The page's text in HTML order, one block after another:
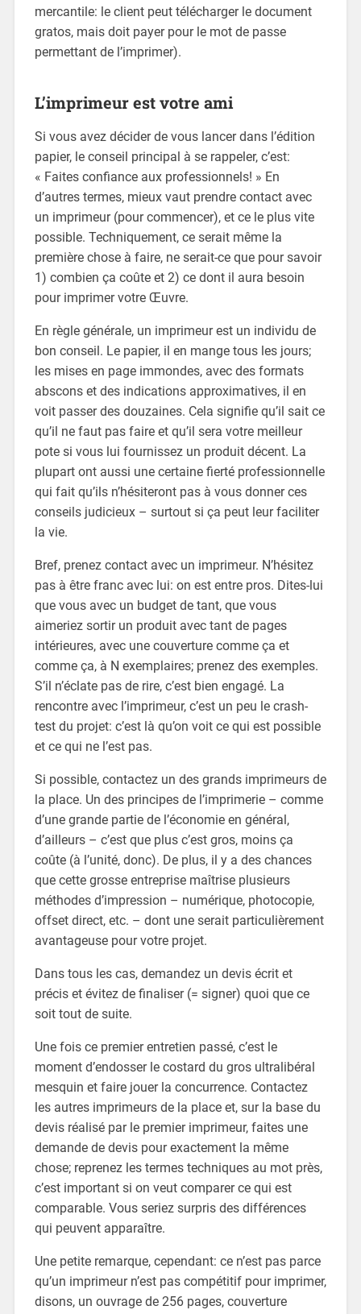
mercantile: le client peut télécharger le document
gratos, mais doit payer pour le mot de passe
permettant de l’imprimer).
L’imprimeur est votre ami
Si vous avez décider de vous lancer dans l’édition
papier, le conseil principal à se rappeler, c’est:
« Faites confiance aux professionnels! » En
d’autres termes, mieux vaut prendre contact avec
un imprimeur (pour commencer), et ce le plus vite
possible. Techniquement, ce serait même la
première chose à faire, ne serait-ce que pour savoir
1) combien ça coûte et 2) ce dont il aura besoin
pour imprimer votre Œuvre.
En règle générale, un imprimeur est un individu de
bon conseil. Le papier, il en mange tous les jours;
les mises en page immondes, avec des formats
abscons et des indications approximatives, il en
voit passer des douzaines. Cela signifie qu’il sait ce
qu’il ne faut pas faire et qu’il sera votre meilleur
pote si vous lui fournissez un produit décent. La
plupart ont aussi une certaine fierté professionnelle
qui fait qu’ils n’hésiteront pas à vous donner ces
conseils judicieux – surtout si ça peut leur faciliter
la vie.
Bref, prenez contact avec un imprimeur. N’hésitez
pas à être franc avec lui: on est entre pros. Dites-lui
que vous avec un budget de tant, que vous
aimeriez sortir un produit avec tant de pages
intérieures, avec une couverture comme ça et
comme ça, à N exemplaires; prenez des exemples.
S’il n’éclate pas de rire, c’est bien engagé. La
rencontre avec l’imprimeur, c’est un peu le crash-
test du projet: c’est là qu’on voit ce qui est possible
et ce qui ne l’est pas.
Si possible, contactez un des grands imprimeurs de
la place. Un des principes de l’imprimerie – comme
d’une grande partie de l’économie en général,
d’ailleurs – c’est que plus c’est gros, moins ça
coûte (à l’unité, donc). De plus, il y a des chances
que cette grosse entreprise maîtrise plusieurs
méthodes d’impression – numérique, photocopie,
offset direct, etc. – dont une serait particulièrement
avantageuse pour votre projet.
Dans tous les cas, demandez un devis écrit et
précis et évitez de finaliser (= signer) quoi que ce
soit tout de suite.
Une fois ce premier entretien passé, c’est le
moment d’endosser le costard du gros ultralibéral
mesquin et faire jouer la concurrence. Contactez
les autres imprimeurs de la place et, sur la base du
devis réalisé par le premier imprimeur, faites une
demande de devis pour exactement la même
chose; reprenez les termes techniques au mot près,
c’est important si on veut comparer ce qui est
comparable. Vous seriez surpris des différences
qui peuvent apparaître.
Une petite remarque, cependant: ce n’est pas parce
qu’un imprimeur n’est pas compétitif pour imprimer,
disons, un ouvrage de 256 pages, couverture